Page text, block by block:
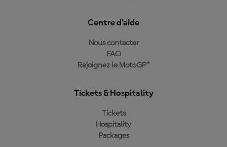
Centre d'aide
Nous contacter
FAQ
Rejoignez le MotoGP™
Tickets & Hospitality
Tickets
Hospitality
Packages